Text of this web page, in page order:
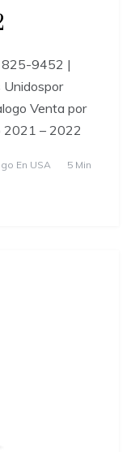
825-9452 |
Unidospor
Venta por
2021 – 2022
En USA
5 Min